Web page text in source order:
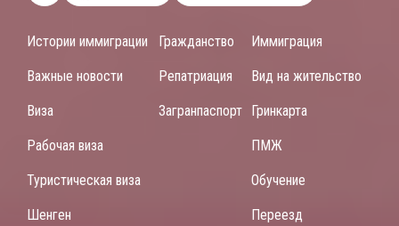
Истории иммиграции
Важные новости
Виза
Рабочая виза
Туристическая виза
Шенген
Гражданство
Репатриация
Загранпаспорт
Иммиграция
Вид на жительство
Гринкарта
ПМЖ
Обучение
Переезд